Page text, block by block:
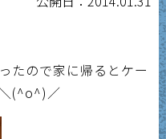
たので家に帰るとケー
(^o^)／